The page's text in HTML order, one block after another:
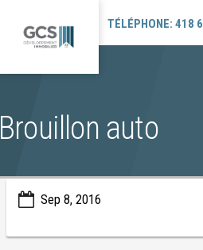
TÉLÉPHONE: 418
Brouillon auto
Sep 8, 2016